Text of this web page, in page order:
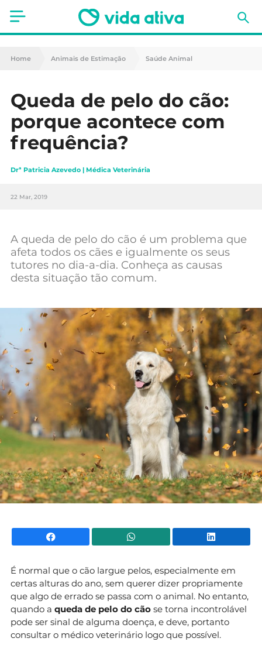
Saúde
Nutrição
Receitas
Fitness
Mães e Bebés
Home Animais de Estimação Saúde Animal
Queda de pelo do cão:
porque acontece com
frequência?
Drª Patricia Azevedo | Médica Veterinária
22 Mar, 2019
A queda de pelo do cão é um problema que
afeta todos os cães e igualmente os seus
tutores no dia-a-dia. Conheça as causas
desta situação tão comum.
Facebook WhatsApp
É normal que o cão largue pelos, especialmente em
certas alturas do ano, sem querer dizer propriamente
que algo de errado se passa com o animal. No entanto,
quando a queda de pelo do cão se torna incontrolável
pode ser sinal de alguma doença, e deve, portanto
consultar o médico veterinário logo que possível.